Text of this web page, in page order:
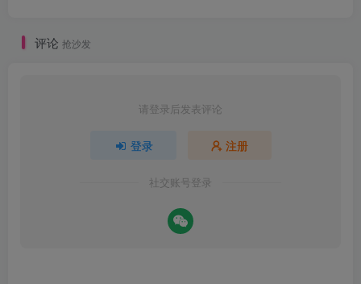
评论 抢沙发
请登录后发表评论
登录 注册
社交账号登录